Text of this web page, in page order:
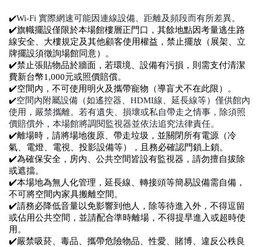
✔️Wi-Fi 實際網速可能因連線設備、距離及頻段而有所差異。
✔️旗幟擺設僅限於本場館樓層正門口，其餘地點因考量逃生路
線安全、大樓規定及其他顧客使用權益，禁止擺放（展架、立
牌擺設須徵詢場館同意）。
✔️禁止張貼物品於牆面，若環境、設備有污損，則需支付清潔
費新台幣1,000元或照價賠償。
✔️空間內，不可使用明火及攜帶寵物（導盲犬不在此限）。
✔️空間內附屬設備（如遙控器、HDMI線、延長線等）僅供館內
使用，嚴禁攜離。若有遺失、損壞或私自帶走之情事，除須照
價賠償外，本場館將調閱監視器並依法追究法律責任。
✔️離場時，請將場地復原、帶走垃圾，並關閉所有電源（冷
氣、電燈、電視、投影設備等），且務必確認門鎖上鎖。
✔️為確保安全，房內、公共空間皆設有監視器，請勿擅自拔除
或遮擋。
✔️本場地為無人化管理，延長線、轉接頭等簡易設備需自備，
不可將空間內家具搬離空間。
✔️請務必降低音量以免影響到他人，除等待進入外，不得逗留
或佔用公共空間，並請配合準時離場，不得提早進入或超時使
用。
✔️嚴禁吸菸、毒品、攜帶危險物品、性愛、賭博、違反公秩良